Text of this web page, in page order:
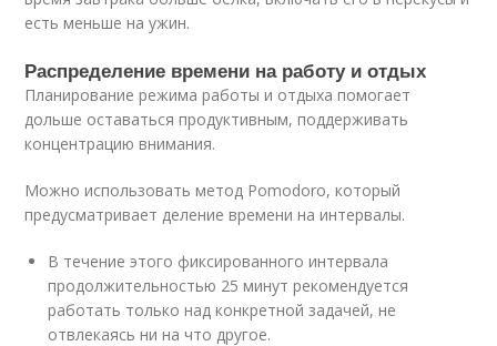
есть меньше на ужин.
Распределение времени на работу и отдых
Планирование режима работы и отдыха помогает
дольше оставаться продуктивным, поддерживать
концентрацию внимания.
Можно использовать метод Pomodoro, который
предусматривает деление времени на интервалы.
В течение этого фиксированного интервала
продолжительностью 25 минут рекомендуется
работать только над конкретной задачей, не
отвлекаясь ни на что другое.